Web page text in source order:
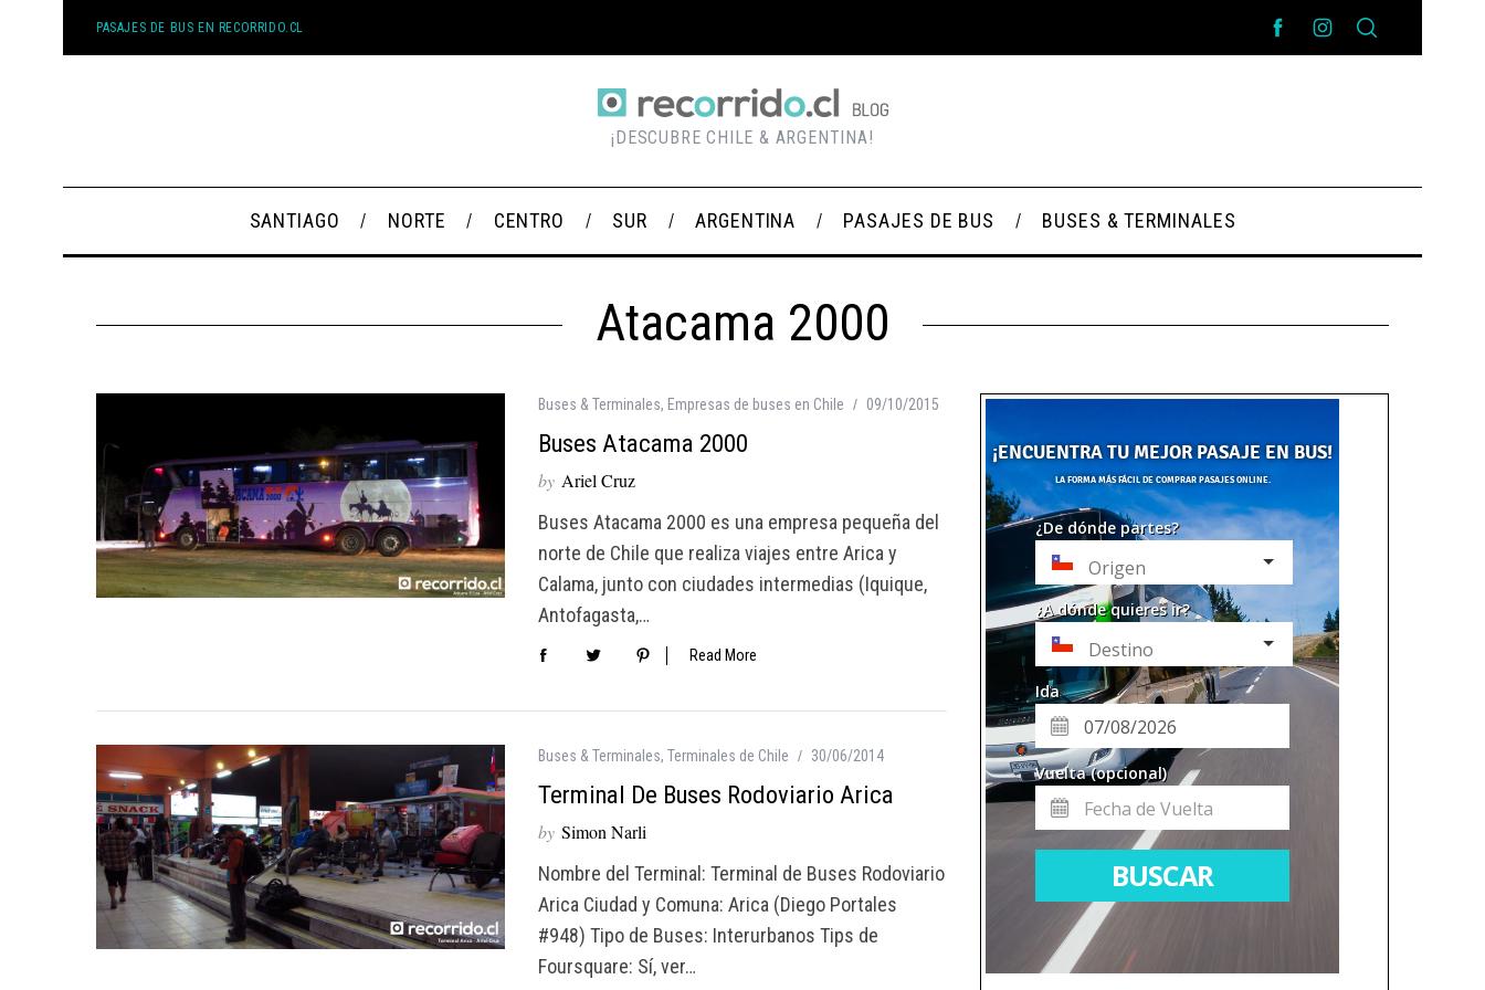
PASAJES DE BUS EN RECORRIDO.CL
¡DESCUBRE CHILE & ARGENTINA!
SANTIAGO NORTE CENTRO SUR ARGENTINA PASAJES DE BUS BUSES & TERMINALES
Atacama 2000
Buses & Terminales, Empresas de buses en Chile 09/10/2015
Buses Atacama 2000
by Ariel Cruz
Buses Atacama 2000 es una empresa pequeña del
norte de Chile que realiza viajes entre Arica y
Calama, junto con ciudades intermedias (Iquique,
Antofagasta,…
Read More
Buses & Terminales, Terminales de Chile 30/06/2014
Terminal De Buses Rodoviario Arica
by Simon Narli
Nombre del Terminal: Terminal de Buses Rodoviario
Arica Ciudad y Comuna: Arica (Diego Portales
#948) Tipo de Buses: Interurbanos Tips de
Foursquare: Sí, ver…